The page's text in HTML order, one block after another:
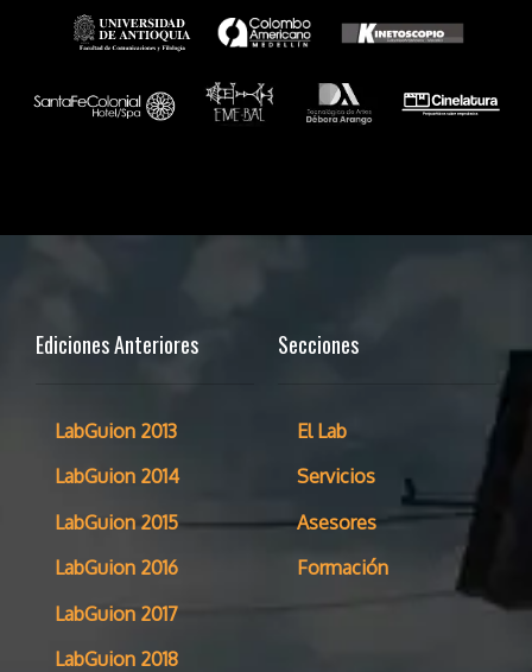
Ediciones Anteriores
LabGuion 2013
LabGuion 2014
LabGuion 2015
LabGuion 2016
LabGuion 2017
LabGuion 2018
Secciones
El Lab
Servicios
Asesores
Formación